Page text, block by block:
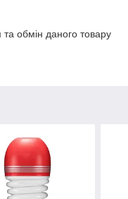
обмін даного товару